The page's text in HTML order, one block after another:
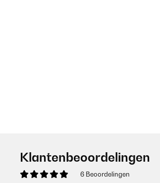
Klantenbeoordelingen
6 Beoordelingen